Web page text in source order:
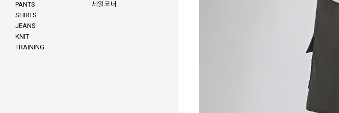
PANTS
SHIRTS
JEANS
KNIT
TRAINING
세일코너